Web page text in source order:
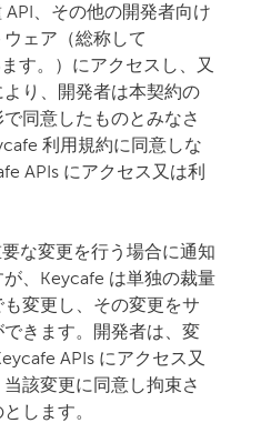
、その他の開発者向け
ェア（総称して
す。）にアクセスし、又
り、開発者は本契約の
同意したものとみなさ
利用規約に同意しな
APIs にアクセス又は利
な変更を行う場合に通知
、Keycafe は単独の裁量
変更し、その変更をサ
きます。開発者は、変
APIs にアクセス又
該変更に同意し拘束さ
します。